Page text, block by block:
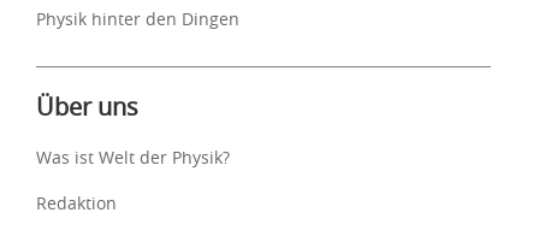
Physik hinter den Dingen
Über uns
Was ist Welt der Physik?
Redaktion